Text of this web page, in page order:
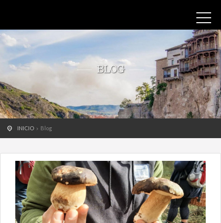
BLOG
INICIO Blog